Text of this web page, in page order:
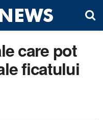
care pot
ficatului